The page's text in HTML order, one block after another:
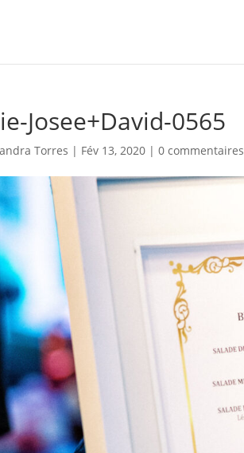
Josee+David-0565
Torres | Fév 13, 2020 |0 commentaires